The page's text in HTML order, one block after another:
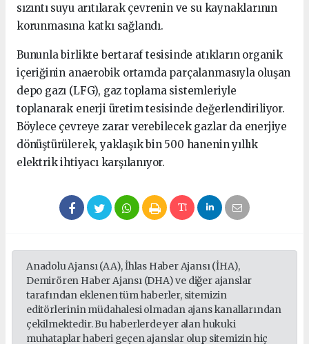
sızıntı suyu arıtılarak çevrenin ve su kaynaklarının
korunmasına katkı sağlandı.
Bununla birlikte bertaraf tesisinde atıkların organik
içeriğinin anaerobik ortamda parçalanmasıyla oluşan
depo gazı (LFG), gaz toplama sistemleriyle
toplanarak enerji üretim tesisinde değerlendiriliyor.
Böylece çevreye zarar verebilecek gazlar da enerjiye
dönüştürülerek, yaklaşık bin 500 hanenin yıllık
elektrik ihtiyacı karşılanıyor.
Anadolu Ajansı (AA), İhlas Haber Ajansı (İHA),
Demirören Haber Ajansı (DHA) ve diğer ajanslar
tarafından eklenen tüm haberler, sitemizin
editörlerinin müdahalesi olmadan ajans kanallarından
çekilmektedir. Bu haberlerde yer alan hukuki
muhataplar haberi geçen ajanslar olup sitemizin hiç